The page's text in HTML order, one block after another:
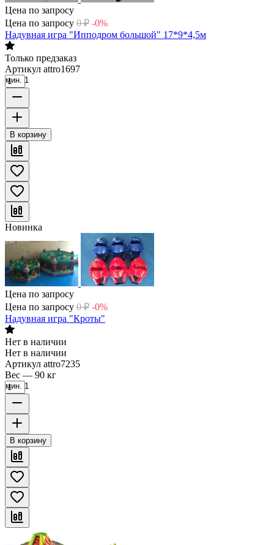
Цена по запросу
Цена по запросу 0 ₽ -0%
Надувная игра "Ипподром большой" 17*9*4,5м
Только предзаказ
Артикул attro1697
мин. 1
В корзину
Новинка
Цена по запросу
Цена по запросу 0 ₽ -0%
Надувная игра "Кроты"
Нет в наличии
Нет в наличии
Артикул attro7235
Вес — 90 кг
мин. 1
В корзину